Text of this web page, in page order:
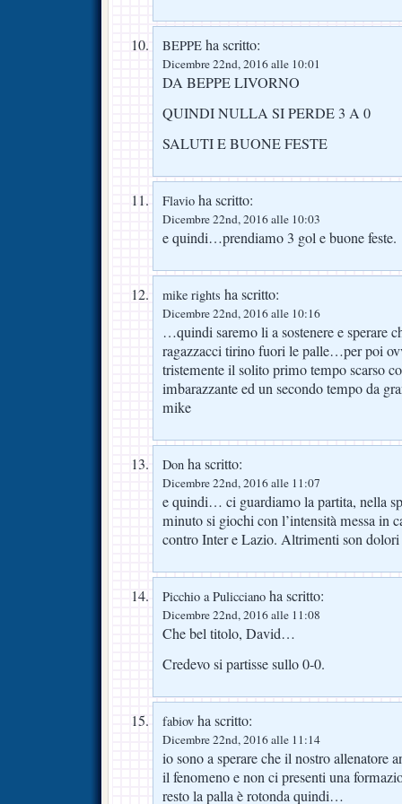
BEPPE ha scritto:
Dicembre 22nd, 2016 alle 10:01
DA BEPPE LIVORNO
QUINDI NULLA SI PERDE 3 A 0
SALUTI E BUONE FESTE
Flavio ha scritto:
Dicembre 22nd, 2016 alle 10:03
e quindi…prendiamo 3 gol e buone feste.
mike rights ha scritto:
Dicembre 22nd, 2016 alle 10:16
…quindi saremo li a sostenere e sperare
ragazzacci tirino fuori le palle…per poi
tristemente il solito primo tempo scarso
imbarazzante ed un secondo tempo da
mike
Don ha scritto:
Dicembre 22nd, 2016 alle 11:07
e quindi… ci guardiamo la partita, nella
minuto si giochi con l’intensità messa in
contro Inter e Lazio. Altrimenti son dolori
Picchio a Pulicciano ha scritto:
Dicembre 22nd, 2016 alle 11:08
Che bel titolo, David…
Credevo si partisse sullo 0-0.
fabiov ha scritto:
Dicembre 22nd, 2016 alle 11:14
io sono a sperare che il nostro allenatore
il fenomeno e non ci presenti una
resto la palla è rotonda quindi…